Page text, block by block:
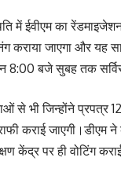
ईवीएम का
जाएगा और यह
बजे सुबह तक सर्विस
से भी जिन्होंने
कराई जाएगी।डीएम
केंद्र पर ही वोटिंग